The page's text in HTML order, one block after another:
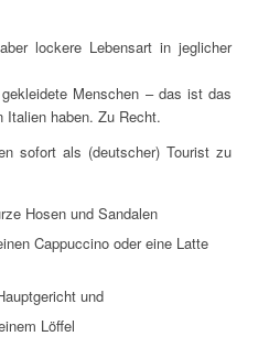
lockere Lebensart in jeglicher
Menschen – das ist das
haben. Zu Recht.
sofort als (deutscher) Tourist zu
Hosen und Sandalen
Cappuccino oder eine Latte
und
Löffel